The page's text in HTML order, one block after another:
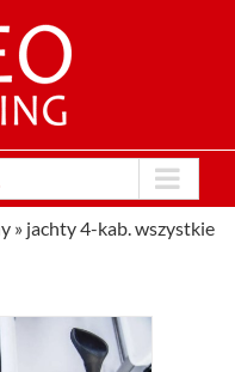
» jachty 4-kab. wszystkie